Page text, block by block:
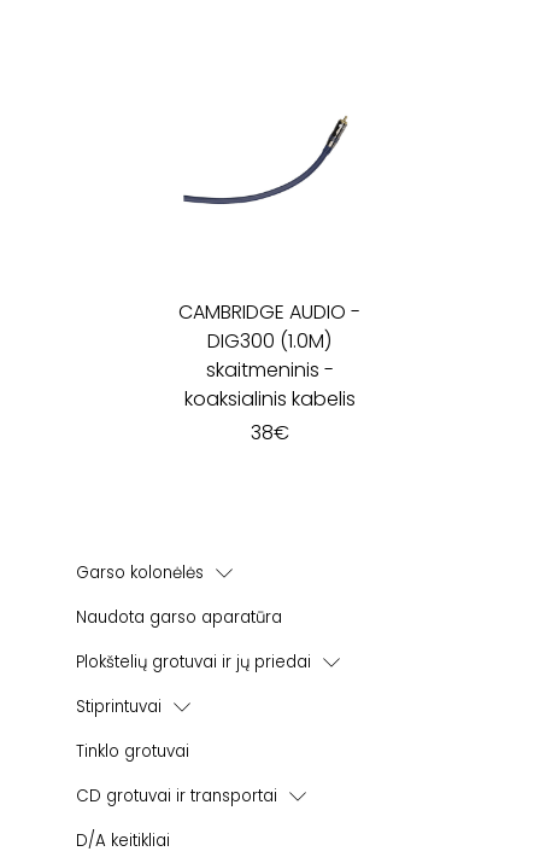
Garso kolonėlės
Lentyninės garso kolonėlės
Namų kino sistemos
Instaliacinės kolonėlės
Lauko kolonėlės
Naudota garso aparatūra
Plokštelių grotuvai ir jų priedai
Korekciniai stiprintuvai
Stiprintuvai
Integruoti stiprintuvai
Galios stiprintuvai
Tinklo grotuvai
CD grotuvai ir transportai
CD grotuvai
D/A keitikliai
CAMBRIDGE AUDIO -
DIG300 (1.0M)
skaitmeninis -
koaksialinis kabelis
38€